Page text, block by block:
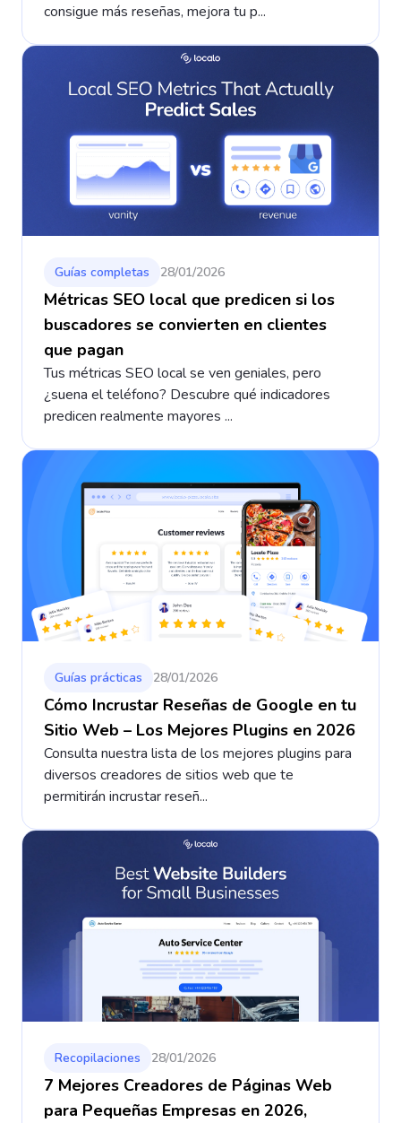
consigue más reseñas, mejora tu p...
Guías completas 28/01/2026
Métricas SEO local que predicen si los
buscadores se convierten en clientes
que pagan
Tus métricas SEO local se ven geniales, pero
¿suena el teléfono? Descubre qué indicadores
predicen realmente mayores ...
Guías prácticas 28/01/2026
Cómo Incrustar Reseñas de Google en tu
Sitio Web – Los Mejores Plugins en 2026
Consulta nuestra lista de los mejores plugins para
diversos creadores de sitios web que te
permitirán incrustar reseñ...
Recopilaciones 28/01/2026
7 Mejores Creadores de Páginas Web
para Pequeñas Empresas en 2026,